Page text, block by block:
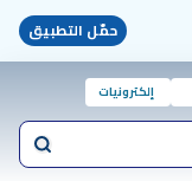
حمّل التطبيق
إلكترونيات